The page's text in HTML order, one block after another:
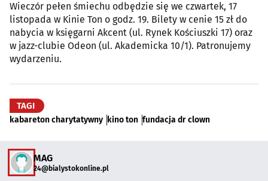
Wieczór pełen śmiechu odbędzie się we czwartek, 17
listopada w Kinie Ton o godz. 19. Bilety w cenie 15 zł do
nabycia w księgarni Akcent (ul. Rynek Kościuszki 17) oraz
w jazz-clubie Odeon (ul. Akademicka 10/1). Patronujemy
wydarzeniu.
TAGI
kabareton charytatywny kino ton fundacja dr clown
MAG
24@bialystokonline.pl